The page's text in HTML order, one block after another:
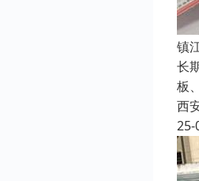
镇
长
板
西
25-